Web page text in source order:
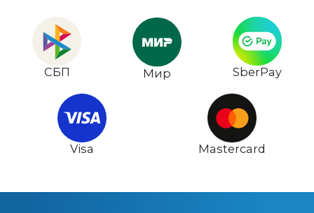
СБП Мир SberPay
Visa Mastercard